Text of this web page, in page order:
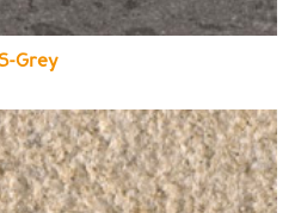
Grey